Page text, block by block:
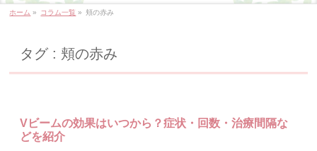
ホーム » コラム一覧 » 頬の赤み
タグ : 頬の赤み
Vビームの効果はいつから？症状・回数・治療間隔な
どを紹介